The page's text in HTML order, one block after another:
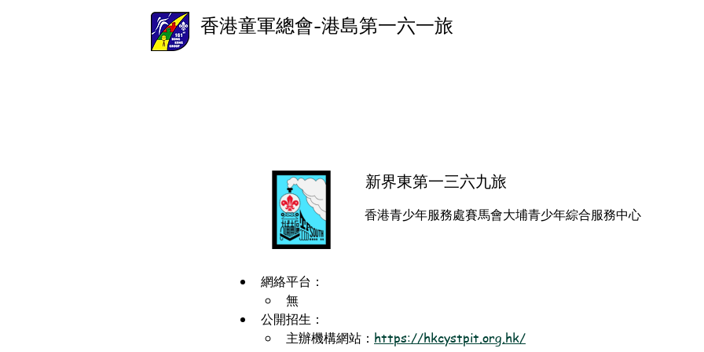
香港童軍總會-港島第一六一旅
新界東第一三六九旅
香港青少年服務處賽馬會大埔青少年綜合服務中心
網絡平台：
無
公開招生：
主辦機構網站： https://hkcystpit.org.hk/